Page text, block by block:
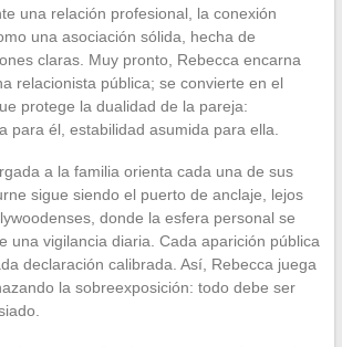
una relación profesional, la conexión
una asociación sólida, hecha de
claras. Muy pronto, Rebecca encarna
relacionista pública; se convierte en el
protege la dualidad de la pareja:
para él, estabilidad asumida para ella.
a la familia orienta cada una de sus
sigue siendo el puerto de anclaje, lejos
donde la esfera personal se
una vigilancia diaria. Cada aparición pública
declaración calibrada. Así, Rebecca juega
la sobreexposición: todo debe ser